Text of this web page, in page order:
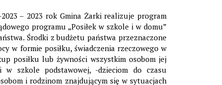
– 2023 rok Gmina Żarki realizuje program
programu „Posiłek w szkole i w domu”
Środki z budżetu państwa przeznaczone
w formie posiłku, świadczenia rzeczowego w
posiłku lub żywności wszystkim osobom jej
szkole podstawowej, -dzieciom do czasu
i rodzinom znajdującym się w sytuacjach